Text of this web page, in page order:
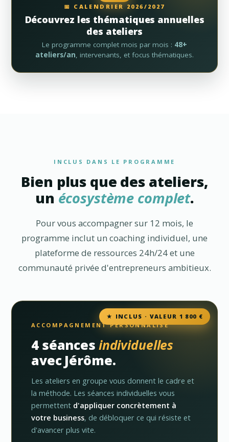
📅 CALENDRIER 2026/2027
Découvrez les thématiques annuelles
des ateliers
Le programme complet mois par mois : 48+
ateliers/an, intervenants, et focus thématiques.
INCLUS DANS LE PROGRAMME
Bien plus que des ateliers,
un écosystème complet.
Pour vous accompagner sur 12 mois, le
programme inclut un coaching individuel, une
plateforme de ressources 24h/24 et une
communauté privée d'entrepreneurs ambitieux.
★ INCLUS · VALEUR 1 800 €
ACCOMPAGNEMENT PERSONNALISÉ
4 séances individuelles
avec Jérôme.
Les ateliers en groupe vous donnent le cadre et
la méthode. Les séances individuelles vous
permettent d'appliquer concrètement à
votre business, de débloquer ce qui résiste et
d'avancer plus vite.